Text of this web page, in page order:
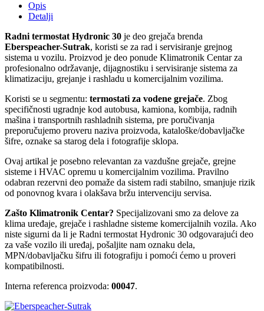
Opis
Detalji
Radni termostat Hydronic 30 je deo grejača brenda
Eberspeacher-Sutrak, koristi se za rad i servisiranje grejnog
sistema u vozilu. Proizvod je deo ponude Klimatronik Centar za
profesionalno održavanje, dijagnostiku i servisiranje sistema za
klimatizaciju, grejanje i rashladu u komercijalnim vozilima.
Koristi se u segmentu: termostati za vodene grejače. Zbog
specifičnosti ugradnje kod autobusa, kamiona, kombija, radnih
mašina i transportnih rashladnih sistema, pre poručivanja
preporučujemo proveru naziva proizvoda, kataloške/dobavljačke
šifre, oznake sa starog dela i fotografije sklopa.
Ovaj artikal je posebno relevantan za vazdušne grejače, grejne
sisteme i HVAC opremu u komercijalnim vozilima. Pravilno
odabran rezervni deo pomaže da sistem radi stabilno, smanjuje rizik
od ponovnog kvara i olakšava bržu intervenciju servisa.
Zašto Klimatronik Centar? Specijalizovani smo za delove za
klima uređaje, grejače i rashladne sisteme komercijalnih vozila. Ako
niste sigurni da li je Radni termostat Hydronic 30 odgovarajući deo
za vaše vozilo ili uređaj, pošaljite nam oznaku dela,
MPN/dobavljačku šifru ili fotografiju i pomoći ćemo u proveri
kompatibilnosti.
Interna referenca proizvoda: 00047.